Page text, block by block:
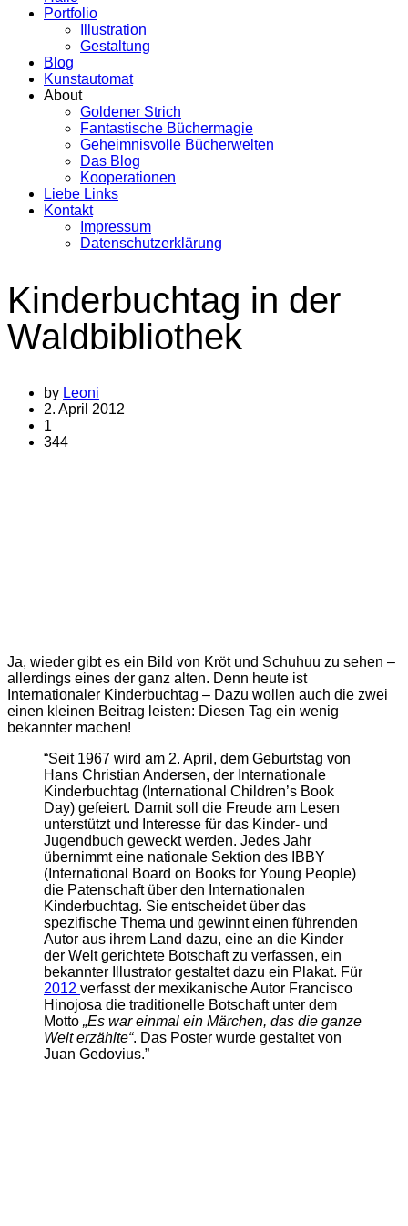
Portfolio
Illustration
Gestaltung
Blog
Kunstautomat
About
Goldener Strich
Fantastische Büchermagie
Geheimnisvolle Bücherwelten
Das Blog
Kooperationen
Liebe Links
Kontakt
Impressum
Datenschutzerklärung
Kinderbuchtag in der
Waldbibliothek
by Leoni
2. April 2012
1
344
Ja, wieder gibt es ein Bild von Kröt und Schuhuu zu sehen –
allerdings eines der ganz alten. Denn heute ist
Internationaler Kinderbuchtag – Dazu wollen auch die zwei
einen kleinen Beitrag leisten: Diesen Tag ein wenig
bekannter machen!
“Seit 1967 wird am 2. April, dem Geburtstag von
Hans Christian Andersen, der Internationale
Kinderbuchtag (International Children’s Book
Day) gefeiert. Damit soll die Freude am Lesen
unterstützt und Interesse für das Kinder- und
Jugendbuch geweckt werden. Jedes Jahr
übernimmt eine nationale Sektion des IBBY
(International Board on Books for Young People)
die Patenschaft über den Internationalen
Kinderbuchtag. Sie entscheidet über das
spezifische Thema und gewinnt einen führenden
Autor aus ihrem Land dazu, eine an die Kinder
der Welt gerichtete Botschaft zu verfassen, ein
bekannter Illustrator gestaltet dazu ein Plakat. Für
2012 verfasst der mexikanische Autor Francisco
Hinojosa die traditionelle Botschaft unter dem
Motto „Es war einmal ein Märchen, das die ganze
Welt erzählte“. Das Poster wurde gestaltet von
Juan Gedovius.”